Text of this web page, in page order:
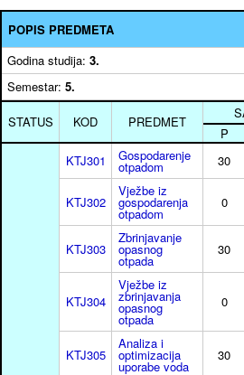
POPIS PREDMETA
Godina studija:3.
Semestar:5.
STATUS KOD PREDMET
P
KTJ301 Gospodarenje
otpadom 30
KTJ302
Vježbe iz
gospodarenja
otpadom
0
KTJ303
Zbrinjavanje
opasnog
otpada
30
KTJ304
Vježbe iz
zbrinjavanja
opasnog
otpada
0
KTJ305
Analiza i
optimizacija
uporabe voda
30